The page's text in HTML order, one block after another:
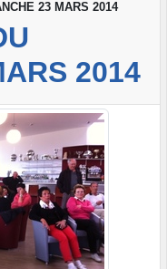
23 MARS 2014
2014